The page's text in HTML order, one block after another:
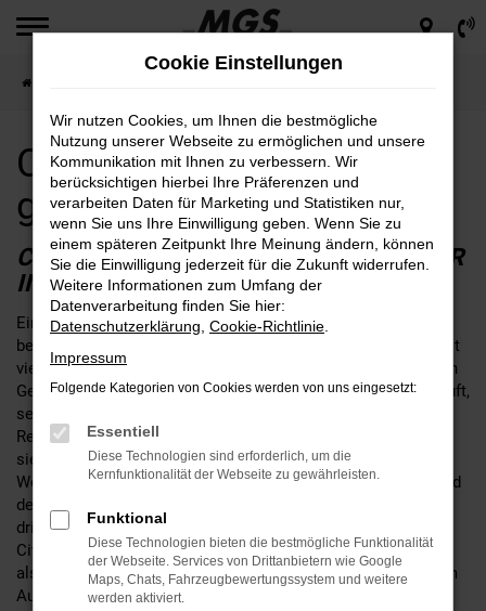
Zum
springen
Citroen für Ingolstadt
günstig kaufen
CITROEN – EINE SEHR GUTE WAHL FÜR
INGOLSTADT
Ein Citroen passt nach Ingolstadt, daran kann kein Zweifel
bestehen. Fakt ist, dass die Fahrzeuge dieses Herstellers seit
vielen Jahren das Straßenbild prägen und sich im alltäglichen
Gebrauch perfekt bewähren. Wer seinen Citroen bei MGS kauft,
setzt auf einen Autohändler mit fester Verankerung in der
Region rund um Ingolstadt. Unser Unternehmen ist an gleich
sieben Standorten für Sie da und schreibt bis heute familiäre
Werte groß. Wir legen großen Wert auf eine umfangreiche und
detaillierte Beratung und befinden uns mittlerweile in der
dritten Generation. Ins Leben gerufen wurde Ihr Händler für
Citroen in Ingolstadt bereits im Jahr 1955 – seinerzeit noch
als Experte für Zweiräder, doch schon bald waren wir auch im
Autobereich tätig und sind es bis zum heutigen Tag.
Cookie Einstellungen
Wir nutzen Cookies, um Ihnen die bestmögliche
Nutzung unserer Webseite zu ermöglichen und unsere
Kommunikation mit Ihnen zu verbessern. Wir
berücksichtigen hierbei Ihre Präferenzen und
verarbeiten Daten für Marketing und Statistiken nur,
wenn Sie uns Ihre Einwilligung geben. Wenn Sie zu
einem späteren Zeitpunkt Ihre Meinung ändern, können
Sie die Einwilligung jederzeit für die Zukunft widerrufen.
Weitere Informationen zum Umfang der
Datenverarbeitung finden Sie hier:
Datenschutzerklärung Cookie-Richtlinie
Impressum
Folgende Kategorien von Cookies werden von uns eingesetzt:
Essentiell
Diese Technologien sind erforderlich, um die
Kernfunktionalität der Webseite zu gewährleisten.
Funktional
Diese Technologien bieten die bestmögliche Funktionalität
der Webseite. Services von Drittanbietern wie Google
Maps, Chats, Fahrzeugbewertungssystem und weitere
werden aktiviert.